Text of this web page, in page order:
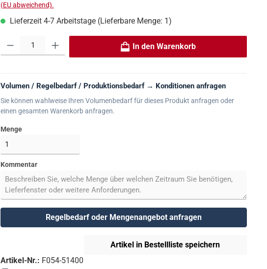
(EU abweichend).
Lieferzeit 4-7 Arbeitstage (Lieferbare Menge: 1)
Produkt Anzahl: Gib den gewünschten Wert ein oder benutze die Schaltflächen um die
In den Warenkorb
Volumen / Regelbedarf / Produktionsbedarf → Konditionen anfragen
Sie können wahlweise Ihren Volumenbedarf für dieses Produkt anfragen oder
einen gesamten Warenkorb anfragen.
Menge
Kommentar
Regelbedarf oder Mengenangebot anfragen
Artikel in Bestellliste speichern
Artikel-Nr.: F054-51400